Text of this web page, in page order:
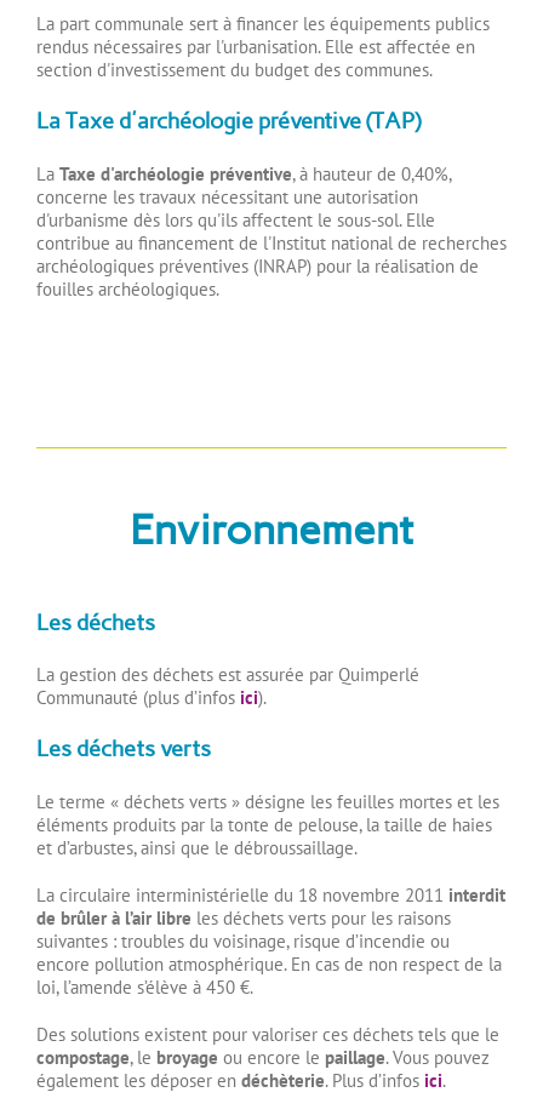
La part communale sert à financer les équipements publics
rendus nécessaires par l'urbanisation. Elle est affectée en
section d'investissement du budget des communes.
La Taxe d'archéologie préventive (TAP)
La Taxe d'archéologie préventive, à hauteur de 0,40%,
concerne les travaux nécessitant une autorisation
d'urbanisme dès lors qu'ils affectent le sous-sol. Elle
contribue au financement de l'Institut national de recherches
archéologiques préventives (INRAP) pour la réalisation de
fouilles archéologiques.
Environnement
Les déchets
La gestion des déchets est assurée par Quimperlé
Communauté (plus d’infos ici).
Les déchets verts
Le terme « déchets verts » désigne les feuilles mortes et les
éléments produits par la tonte de pelouse, la taille de haies
et d’arbustes, ainsi que le débroussaillage.
La circulaire interministérielle du 18 novembre 2011 interdit
de brûler à l’air libre les déchets verts pour les raisons
suivantes : troubles du voisinage, risque d’incendie ou
encore pollution atmosphérique. En cas de non respect de la
loi, l’amende s’élève à 450 €.
Des solutions existent pour valoriser ces déchets tels que le
compostage, le broyage ou encore le paillage. Vous pouvez
également les déposer en déchèterie. Plus d’infos ici.